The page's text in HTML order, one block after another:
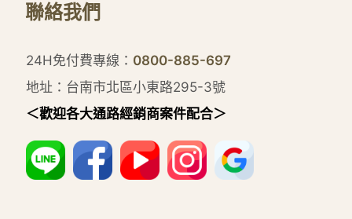
聯絡我們
24H免付費專線： 0800-885-697
地址：台南市北區小東路295-3號
＜歡迎各大通路經銷商案件配合＞